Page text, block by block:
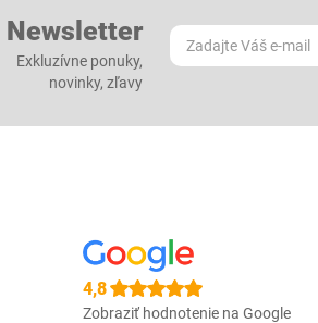
Newsletter
Exkluzívne ponuky,
novinky, zľavy
4,8
Zobraziť hodnotenie na Google